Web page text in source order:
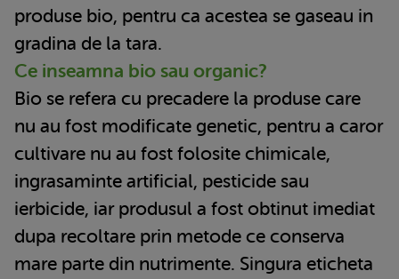
produse bio, pentru ca acestea se gaseau in
gradina de la tara.
Ce inseamna bio sau organic?
Bio se refera cu precadere la produse care
nu au fost modificate genetic, pentru a caror
cultivare nu au fost folosite chimicale,
ingrasaminte artificial, pesticide sau
ierbicide, iar produsul a fost obtinut imediat
dupa recoltare prin metode ce conserva
mare parte din nutrimente. Singura eticheta